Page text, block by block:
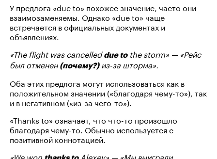
У предлога «due to» похожее значение, часто они
взаимозаменяемы. Однако «due to» чаще
встречается в официальных документах и
объявлениях.
«The flight was cancelleddue tothe storm» — «Рейс
был отменен (почему?)из-за шторма».
Оба этих предлога могут использоваться как в
положительном значении («благодаря чему-то»), так
и в негативном («из-за чего-то»).
«Thanks to» означает, что что-то произошло
благодаря чему-то. Обычно используется с
позитивной коннотацией.
«We won thanks toAlexey» — «Мы выиграли